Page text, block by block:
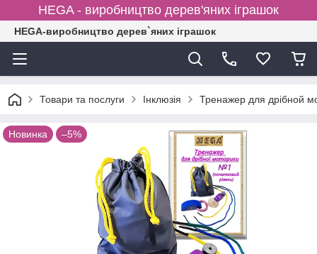
HEGA - виробництво дерев'яних іграшок
HEGA-виробництво дерев`яних іграшок
Товари та послуги Інклюзія Тренажер для дрібной
Новинка –5%